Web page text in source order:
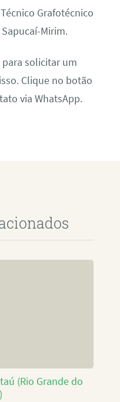
Grafotécnico
Mirim.
solicitar um
Clique no botão
via WhatsApp.
(Rio Grande do